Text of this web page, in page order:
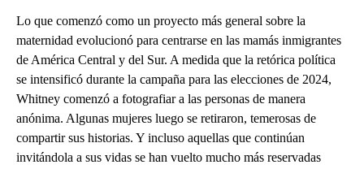
Lo que comenzó como un proyecto más general sobre la
maternidad evolucionó para centrarse en las mamás inmigrantes
de América Central y del Sur. A medida que la retórica política
se intensificó durante la campaña para las elecciones de 2024,
Whitney comenzó a fotografiar a las personas de manera
anónima. Algunas mujeres luego se retiraron, temerosas de
compartir sus historias. Y incluso aquellas que continúan
invitándola a sus vidas se han vuelto mucho más reservadas